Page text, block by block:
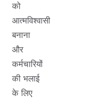
को
आत्मविश्वासी
बनाना
और
कर्मचारियों
की भलाई
के लिए